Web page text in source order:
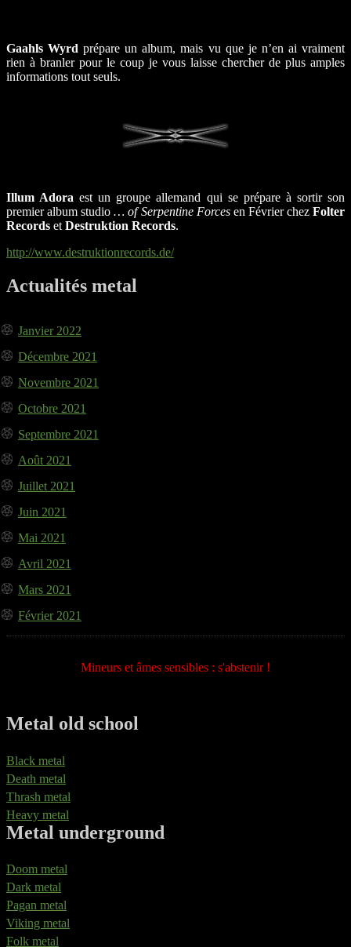
Gaahls Wyrd prépare un album, mais vu que je n’en ai vraiment
rien à branler pour le coup je vous laisse chercher de plus amples
informations tout seuls.
Illum Adora est un groupe allemand qui se prépare à sortir son
premier album studio… of Serpentine Forcesen Février chezFolter
Records et Destruktion Records.
http://www.destruktionrecords.de/
Actualités metal
Janvier 2022
Décembre 2021
Novembre 2021
Octobre 2021
Septembre 2021
Août 2021
Juillet 2021
Juin 2021
Mai 2021
Avril 2021
Mars 2021
Février 2021
Mineurs et âmes sensibles : s'abstenir !
Metal old school
Black metal
Death metal
Thrash metal
Heavy metal
Metal underground
Doom metal
Dark metal
Pagan metal
Viking metal
Folk metal